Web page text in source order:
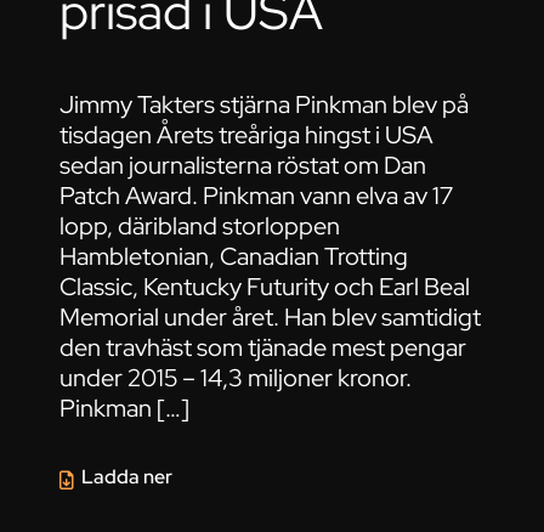
Jimmy Takters stjärna Pinkman blev på
tisdagen Årets treåriga hingst i USA
sedan journalisterna röstat om Dan
Patch Award. Pinkman vann elva av 17
lopp, däribland storloppen
Hambletonian, Canadian Trotting
Classic, Kentucky Futurity och Earl Beal
Memorial under året. Han blev samtidigt
den travhäst som tjänade mest pengar
under 2015 – 14,3 miljoner kronor.
Pinkman […]
Ladda ner